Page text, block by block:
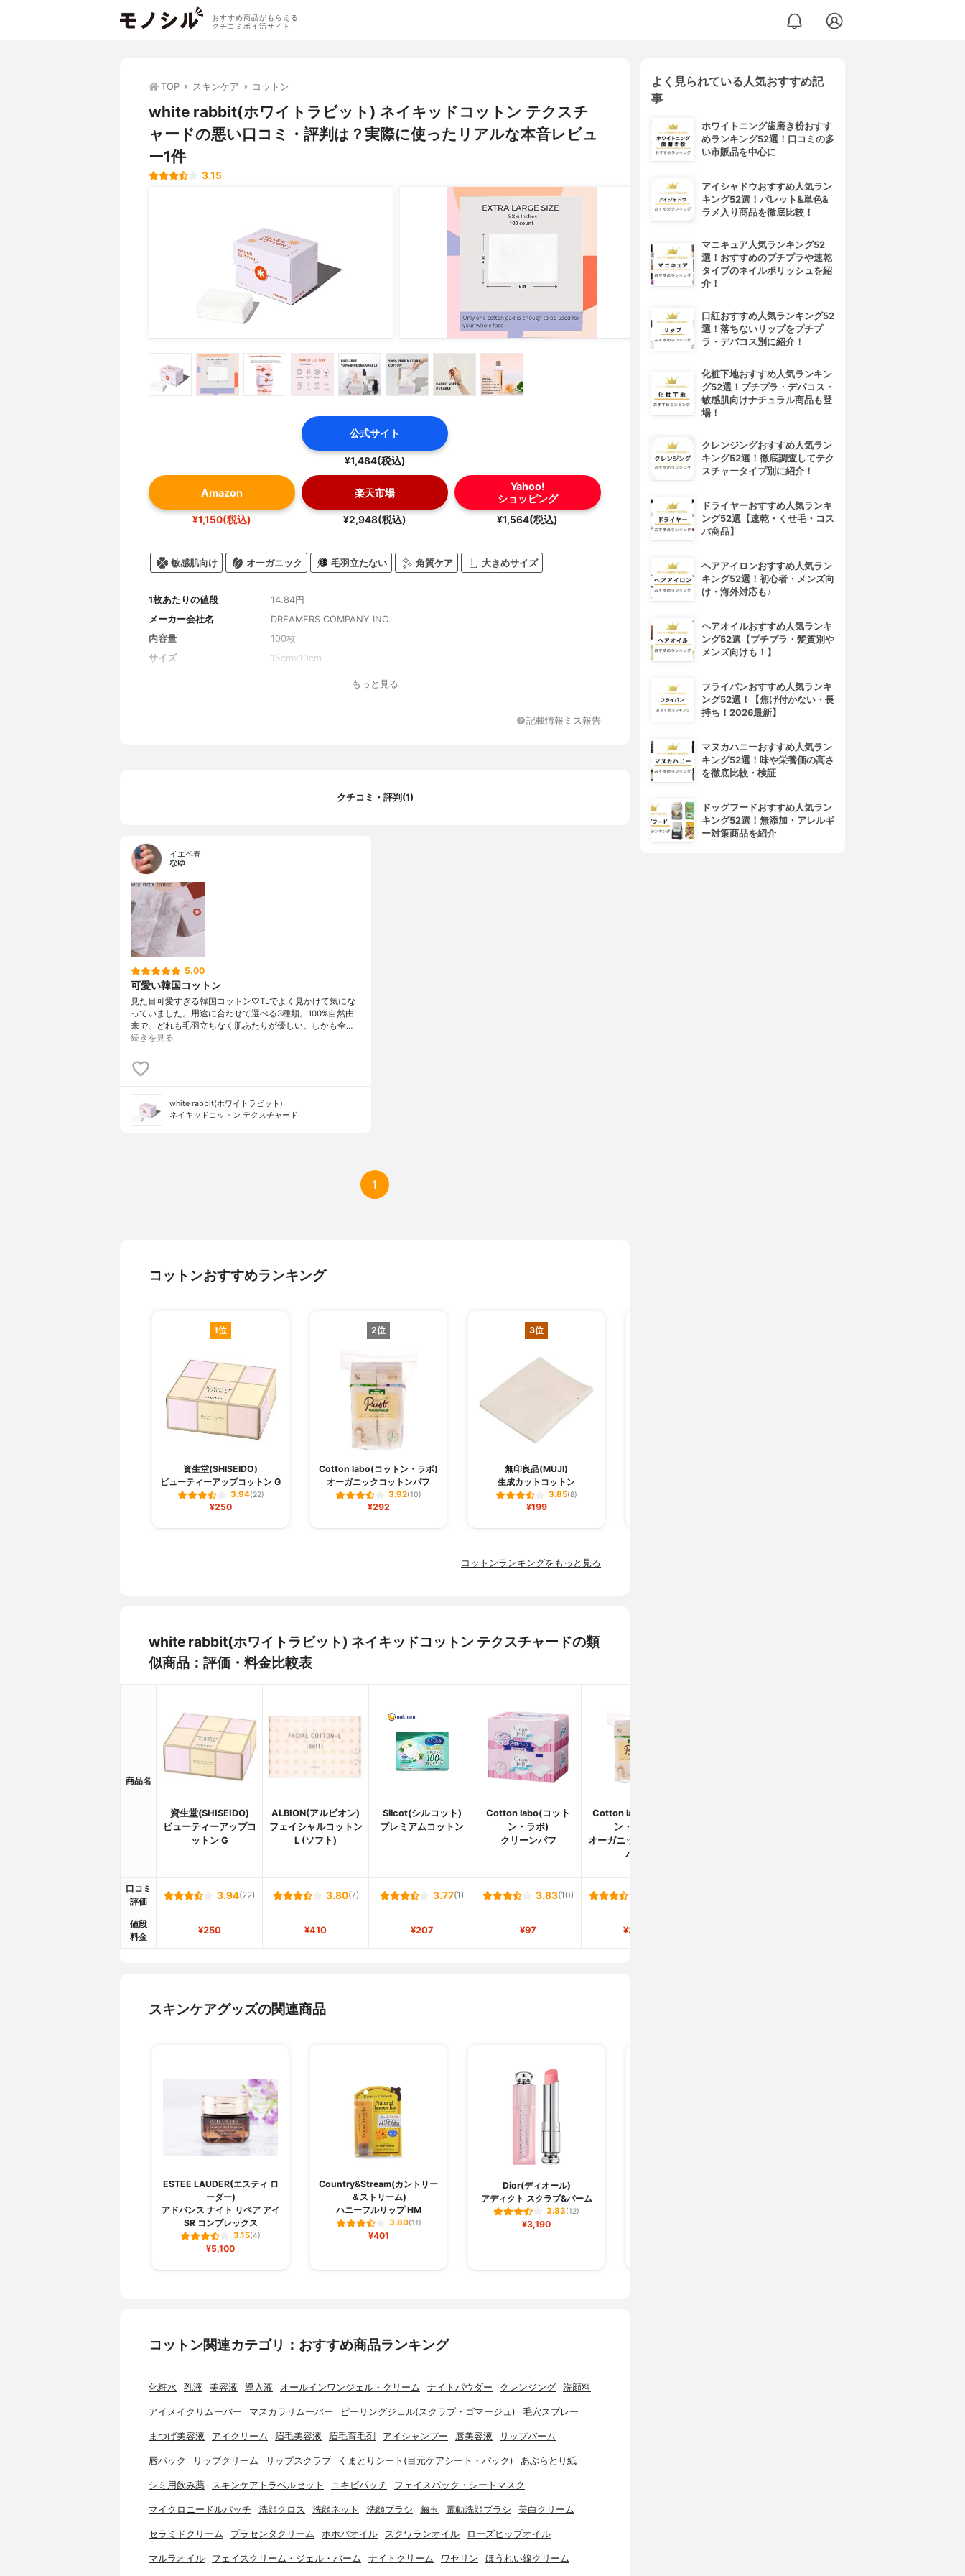
おすすめ商品がもらえる
クチコミポイ活サイト
TOP スキンケア コットン
white rabbit(ホワイトラビット) ネイキッドコットン テクスチ
ャードの悪い口コミ・評判は？実際に使ったリアルな本音レビュ
ー1件
3.15
公式サイト
¥1,484(税込)
Amazon
¥1,150(税込)
楽天市場
¥2,948(税込)
Yahoo!
ショッピング
¥1,564(税込)
敏感肌向け オーガニック 毛羽立たない 角質ケア 大きめサイズ
1枚あたりの値段
14.84円
メーカー会社名
DREAMERS COMPANY INC.
内容量
100枚
サイズ
15cmx10cm
もっと見る
記載情報ミス報告
クチコミ・評判(1)
イエベ春
なゆ
5.00
可愛い韓国コットン
見た目可愛すぎる韓国コットン♡TLでよく見かけて気にな
っていました。用途に合わせて選べる3種類。100%自然由
来で、どれも毛羽立ちなく肌あたりが優しい。しかも全…
続きを見る
white rabbit(ホワイトラビット)
ネイキッドコットン テクスチャード
1
コットンおすすめランキング
1位
資生堂(SHISEIDO)
ビューティーアップコットン G
3.94(22)
¥250
2位
Cotton labo(コットン・ラボ)
オーガニックコットンパフ
3.92(10)
¥292
3位
無印良品(MUJI)
生成カットコットン
3.85(8)
¥199
コットンランキングをもっと見る
white rabbit(ホワイトラビット) ネイキッドコットン テクスチャードの類
似商品：評価・料金比較表
商品名
資生堂(SHISEIDO)
ビューティーアップコ
ットン G
ALBION(アルビオン)
フェイシャルコットン
L (ソフト)
Silcot(シルコット)
プレミアムコットン
Cotton labo(コット
ン・ラボ)
クリーンパフ
Cotton labo(コット
ン・ラボ)
オーガニックコットン
パフ
口コミ
評価
3.94(22) 3.80(7) 3.77(1) 3.83(10)
値段
料金
¥250 ¥410 ¥207 ¥97 ¥292
スキンケアグッズの関連商品
ESTEE LAUDER(エスティ ロ
ーダー)
アドバンス ナイト リペア アイ
SR コンプレックス
3.15(4)
¥5,100
Country&Stream(カントリー
＆ストリーム)
ハニーフルリップ HM
3.80(11)
¥401
Dior(ディオール)
アディクト スクラブ&バーム
3.83(12)
¥3,190
コットン関連カテゴリ：おすすめ商品ランキング
化粧水 乳液 美容液 導入液 オールインワンジェル・クリーム ナイトパウダー クレンジング 洗顔料
アイメイクリムーバー マスカラリムーバー ピーリングジェル(スクラブ・ゴマージュ) 毛穴スプレー
まつげ美容液 アイクリーム 眉毛美容液 眉毛育毛剤 アイシャンプー 唇美容液 リップバーム
唇パック リップクリーム リップスクラブ くまとりシート(目元ケアシート・パック) あぶらとり紙
シミ用飲み薬 スキンケアトラベルセット ニキビパッチ フェイスパック・シートマスク
マイクロニードルパッチ 洗顔クロス 洗顔ネット 洗顔ブラシ 繭玉 電動洗顔ブラシ 美白クリーム
セラミドクリーム プラセンタクリーム ホホバオイル スクワランオイル ローズヒップオイル
マルラオイル フェイスクリーム・ジェル・バーム ナイトクリーム ワセリン ほうれい線クリーム
よく見られている人気おすすめ記
事
ホワイトニング歯磨き粉おすす
めランキング52選！口コミの多
い市販品を中心に
アイシャドウおすすめ人気ラン
キング52選！パレット&単色&
ラメ入り商品を徹底比較！
マニキュア人気ランキング52
選！おすすめのプチプラや速乾
タイプのネイルポリッシュを紹
介！
口紅おすすめ人気ランキング52
選！落ちないリップをプチプ
ラ・デパコス別に紹介！
化粧下地おすすめ人気ランキン
グ52選！プチプラ・デパコス・
敏感肌向けナチュラル商品も登
場！
クレンジングおすすめ人気ラン
キング52選！徹底調査してテク
スチャータイプ別に紹介！
ドライヤーおすすめ人気ランキ
ング52選【速乾・くせ毛・コス
パ商品】
ヘアアイロンおすすめ人気ラン
キング52選！初心者・メンズ向
け・海外対応も♪
ヘアオイルおすすめ人気ランキ
ング52選【プチプラ・髪質別や
メンズ向けも！】
フライパンおすすめ人気ランキ
ング52選！【焦げ付かない・長
持ち！2026最新】
マヌカハニーおすすめ人気ラン
キング52選！味や栄養価の高さ
を徹底比較・検証
ドッグフードおすすめ人気ラン
キング52選！無添加・アレルギ
ー対策商品を紹介